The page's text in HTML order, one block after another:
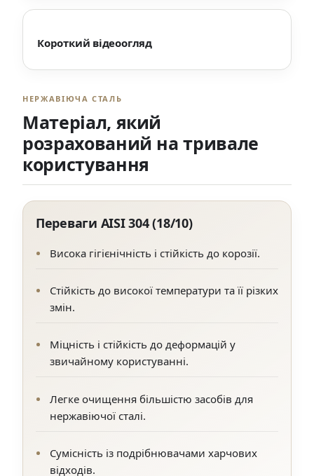
Короткий відеоогляд
НЕРЖАВІЮЧА СТАЛЬ
Матеріал, який
розрахований на тривале
користування
Переваги AISI 304 (18/10)
Висока гігієнічність і стійкість до корозії.
Стійкість до високої температури та її різких
змін.
Міцність і стійкість до деформацій у
звичайному користуванні.
Легке очищення більшістю засобів для
нержавіючої сталі.
Сумісність із подрібнювачами харчових
відходів.